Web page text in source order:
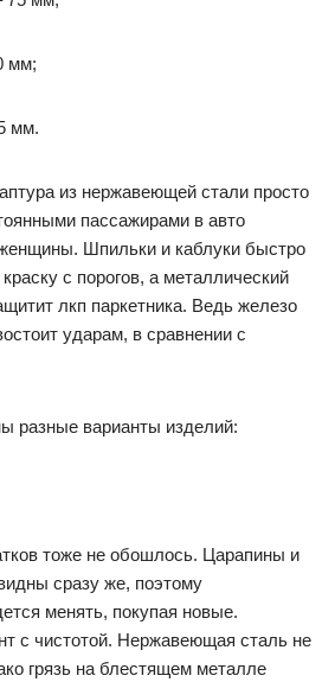
мм;
мм.
из нержавеющей стали просто
пассажирами в авто
Шпильки и каблуки быстро
с порогов, а металлический
лкп паркетника. Ведь железо
ударам, в сравнении с
разные варианты изделий:
тоже не обошлось. Царапины и
сразу же, поэтому
менять, покупая новые.
с чистотой. Нержавеющая сталь не
грязь на блестящем металле